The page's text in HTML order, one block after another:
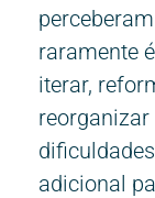
raramente
iterar,
adicional